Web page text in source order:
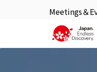
Meetings＆